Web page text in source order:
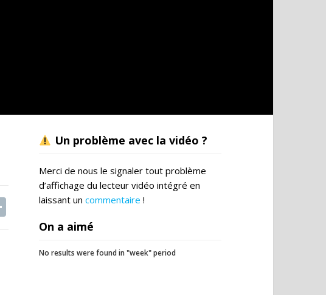
Un problème avec la vidéo ?
Merci de nous le signaler tout problème
d’affichage du lecteur vidéo intégré en
laissant un commentaire !
On a aimé
No results were found in "week" period